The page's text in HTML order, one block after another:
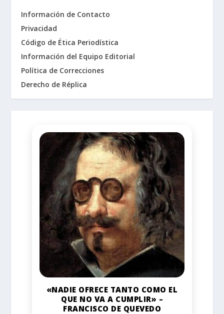
Información de Contacto
Privacidad
Código de Ética Periodística
Información del Equipo Editorial
Política de Correcciones
Derecho de Réplica
«NADIE OFRECE TANTO COMO EL
QUE NO VA A CUMPLIR» –
FRANCISCO DE QUEVEDO